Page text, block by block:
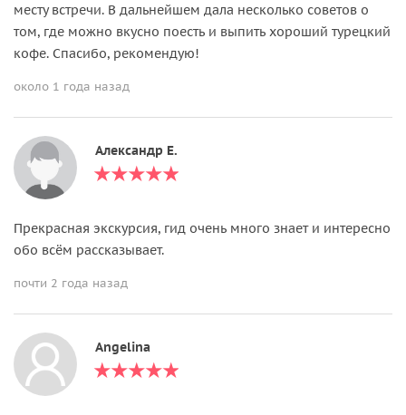
месту встречи. В дальнейшем дала несколько советов о
том, где можно вкусно поесть и выпить хороший турецкий
кофе. Спасибо, рекомендую!
около 1 года назад
Александр Е.
Прекрасная экскурсия, гид очень много знает и интересно
обо всём рассказывает.
почти 2 года назад
Angelina